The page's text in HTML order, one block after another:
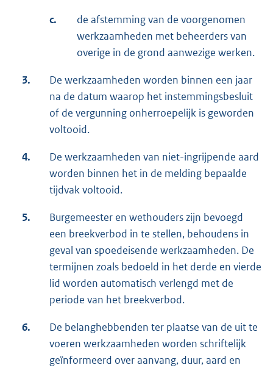
c.
de afstemming van de voorgenomen
werkzaamheden met beheerders van
overige in de grond aanwezige werken.
3.
De werkzaamheden worden binnen een jaar
na de datum waarop het instemmingsbesluit
of de vergunning onherroepelijk is geworden
voltooid.
4.
De werkzaamheden van niet-ingrijpende aard
worden binnen het in de melding bepaalde
tijdvak voltooid.
5.
Burgemeester en wethouders zijn bevoegd
een breekverbod in te stellen, behoudens in
geval van spoedeisende werkzaamheden. De
termijnen zoals bedoeld in het derde en vierde
lid worden automatisch verlengd met de
periode van het breekverbod.
6.
De belanghebbenden ter plaatse van de uit te
voeren werkzaamheden worden schriftelijk
geïnformeerd over aanvang, duur, aard en